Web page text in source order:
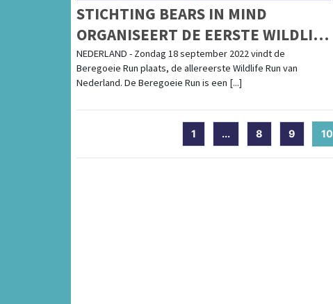
STICHTING BEARS IN MIND
ORGANISEERT DE EERSTE WILDLIFE
RUN VAN NEDERLAND
NEDERLAND - Zondag 18 september 2022 vindt de
Beregoeie Run plaats, de allereerste Wildlife Run van
Nederland. De Beregoeie Run is een [...]
1 ... 8 9 10